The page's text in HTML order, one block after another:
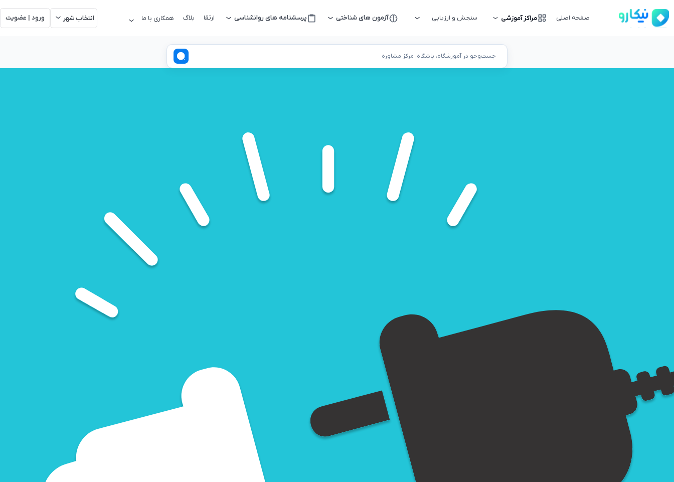
صفحه اصلی مراکز آموزشی سنجش و ارزیابی آزمون های شناختی پرسشنامه های روانشناسی ارتقا بلاگ همکاری با ما انتخاب شهر ورود | عضویت
جست‌وجو در آموزشگاه، باشگاه، مرکز مشاوره